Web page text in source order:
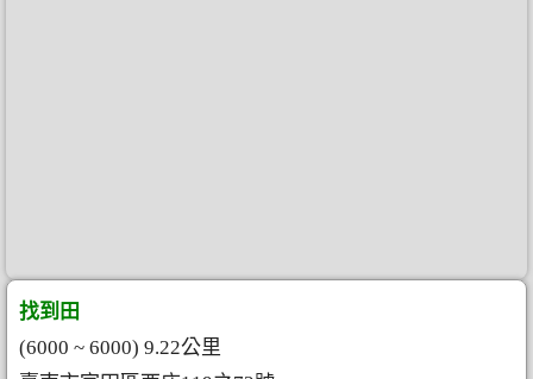
找到田
(6000 ~ 6000) 9.22公里